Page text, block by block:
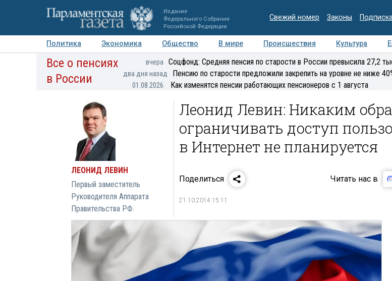
Издание
Федерального Собрания
Российской Федерации
Свежий номер Законы
Политика Экономика Общество В мире Происшествия Культура
Авторы Персоны Мнения Регионы Медиацентр Интервью
Все о пенсиях
в России
вчера Соцфонд: Средняя пенсия по старости в России превысила 27,2
два дня назад Пенсию по старости предложили закрепить на уровне не ниже
01.08.2026 Как изменятся пенсии работающих пенсионеров с 1 августа
ЛЕОНИД ЛЕВИН
Первый заместитель
Руководителя Аппарата
Правительства РФ.
Леонид Левин: Никаким
ограничивать доступ
в Интернет не планируется
Поделиться Читать нас в
21.10.2014 15:11